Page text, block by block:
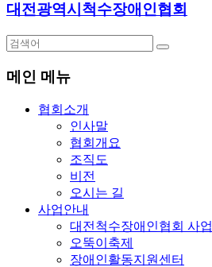
대전광역시척수장애인협회
메인 메뉴
협회소개
인사말
협회개요
조직도
비전
오시는 길
사업안내
대전척수장애인협회 사업
오뚝이축제
장애인활동지원센터